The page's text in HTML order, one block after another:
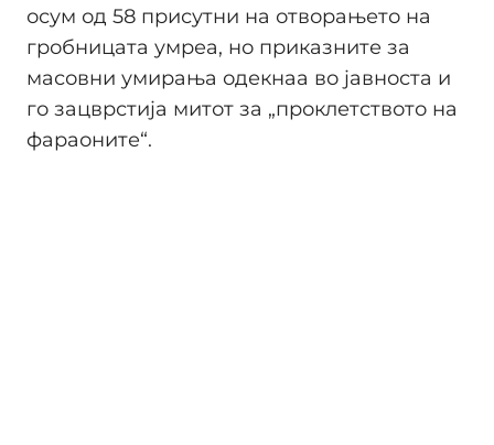
осум од 58 присутни на отворањето на
гробницата умреа, но приказните за
масовни умирања одекнаа во јавноста и
го зацврстија митот за „проклетството на
фараоните“.